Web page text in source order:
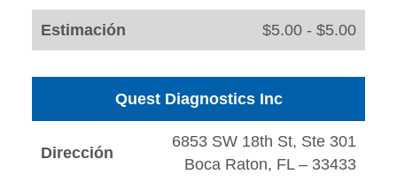
Estimación $5.00 - $5.00
Quest Diagnostics Inc
Dirección
6853 SW 18th St, Ste 301
Boca Raton, FL – 33433